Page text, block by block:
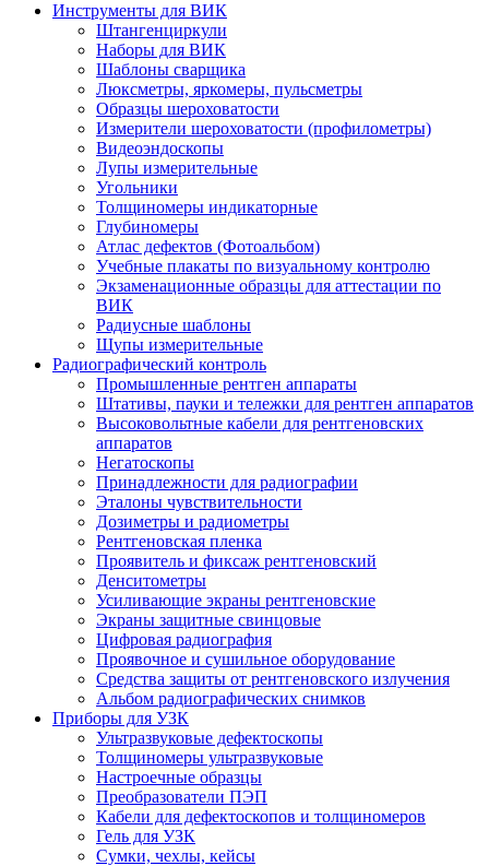
Инструменты для ВИК
Штангенциркули
Наборы для ВИК
Шаблоны сварщика
Люксметры, яркомеры, пульсметры
Образцы шероховатости
Измерители шероховатости (профилометры)
Видеоэндоскопы
Лупы измерительные
Угольники
Толщиномеры индикаторные
Глубиномеры
Атлас дефектов (Фотоальбом)
Учебные плакаты по визуальному контролю
Экзаменационные образцы для аттестации по
ВИК
Радиусные шаблоны
Щупы измерительные
Радиографический контроль
Промышленные рентген аппараты
Штативы, пауки и тележки для рентген аппаратов
Высоковольтные кабели для рентгеновских
аппаратов
Негатоскопы
Принадлежности для радиографии
Эталоны чувствительности
Дозиметры и радиометры
Рентгеновская пленка
Проявитель и фиксаж рентгеновский
Денситометры
Усиливающие экраны рентгеновские
Экраны защитные свинцовые
Цифровая радиография
Проявочное и сушильное оборудование
Средства защиты от рентгеновского излучения
Альбом радиографических снимков
Приборы для УЗК
Ультразвуковые дефектоскопы
Толщиномеры ультразвуковые
Настроечные образцы
Преобразователи ПЭП
Кабели для дефектоскопов и толщиномеров
Гель для УЗК
Сумки, чехлы, кейсы